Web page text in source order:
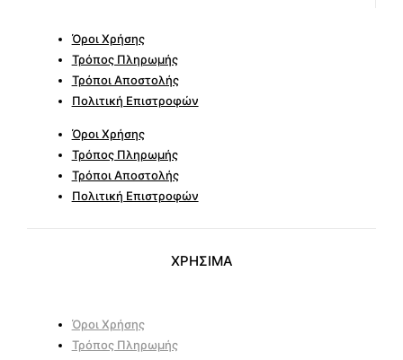
Όροι Χρήσης
Τρόπος Πληρωμής
Τρόποι Αποστολής
Πολιτική Επιστροφών
Όροι Χρήσης
Τρόπος Πληρωμής
Τρόποι Αποστολής
Πολιτική Επιστροφών
ΧΡΗΣΙΜΑ
Όροι Χρήσης
Τρόπος Πληρωμής